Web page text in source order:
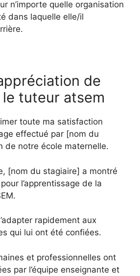
n’importe quelle organisation
dans laquelle elle/il
de
tuteur atsem
toute ma satisfaction
effectué par [nom du
de notre école maternelle.
[nom du stagiaire] a montré
l’apprentissage de la
rapidement aux
qui lui ont été confiées.
et professionnelles ont
par l’équipe enseignante et